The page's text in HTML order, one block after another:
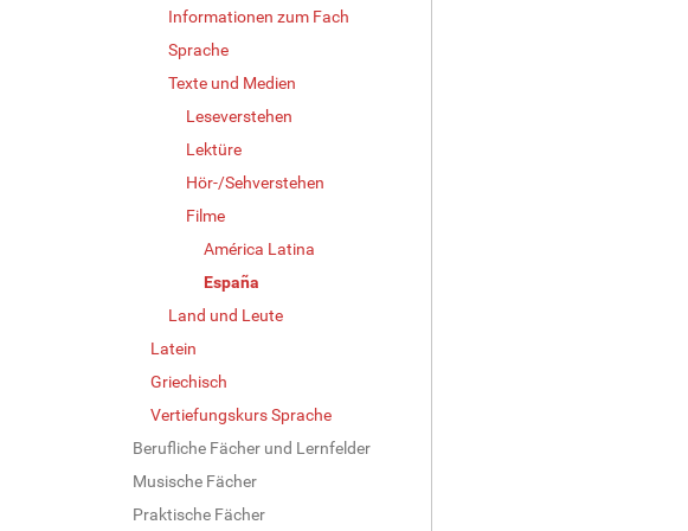
Informationen zum Fach
Sprache
Texte und Medien
Leseverstehen
Lektüre
Hör-/Sehverstehen
Filme
América Latina
España
Land und Leute
Latein
Griechisch
Vertiefungskurs Sprache
Berufliche Fächer und Lernfelder
Musische Fächer
Praktische Fächer